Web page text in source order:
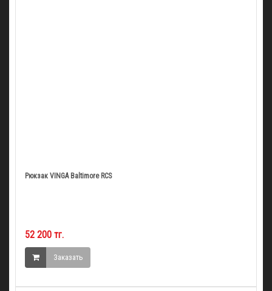
Рюкзак VINGA Baltimore RCS
52 200 тг.
Заказать